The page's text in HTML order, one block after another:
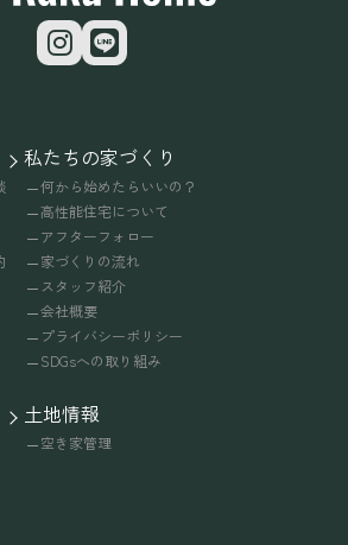
私たちの家づくり
何から始めたらいいの？
高性能住宅について
アフターフォロー
家づくりの流れ
スタッフ紹介
会社概要
プライバシーポリシー
SDGsへの取り組み
土地情報
空き家管理